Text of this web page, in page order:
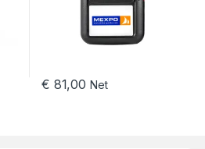
€ 81,00 Net